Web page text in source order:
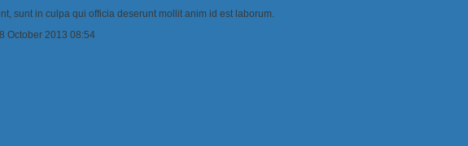
sunt in culpa qui officia deserunt mollit anim id est laborum.
October 2013 08:54